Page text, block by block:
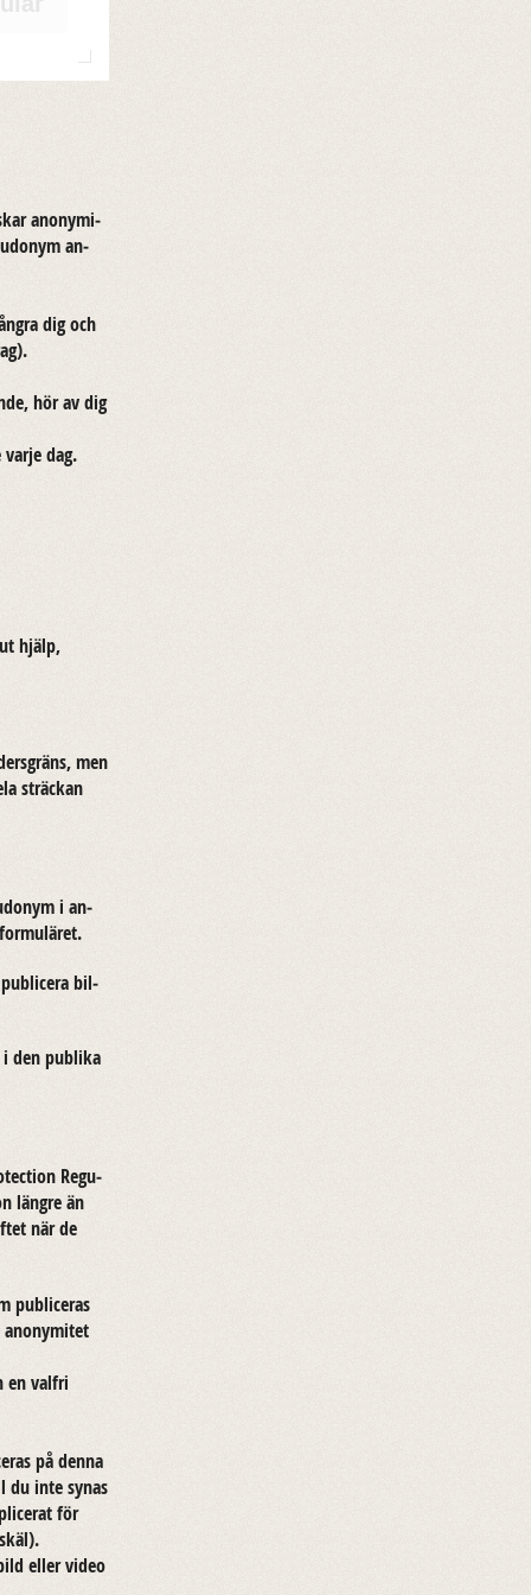
ano­ny­mi­
an­
dig och
hör av dig
dag.
hjälp,
men
sträc­kan
i an­
pub­li­ce­ra bil­
i den pub­li­ka
Re­gu­
läng­re än
när de
pub­li­ce­ras
ano­ny­mi­tet
en val­fri
på denna
du inte synas
för
eller video